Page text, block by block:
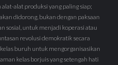
alat produksi yang paling siap;
didorong, bukan dengan paksaan
sosial, untuk menjadi koperasi atau
revolusi demokratik secara
buruh untuk mengorganisasikan
kelas borjuis yang setengah hati